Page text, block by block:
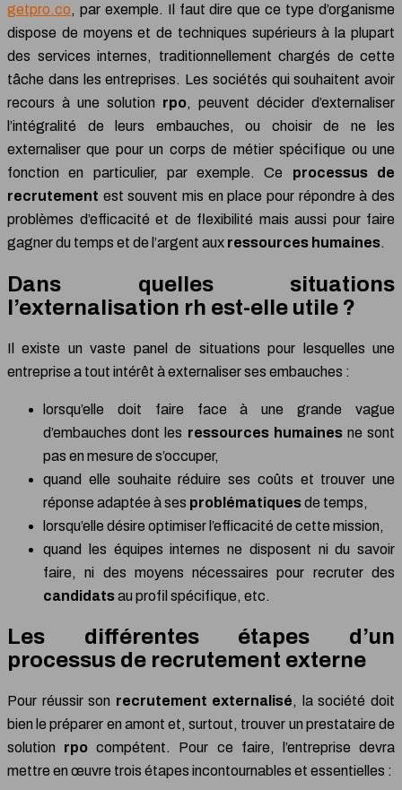
getpro.co, par exemple. Il faut dire que ce type d’organisme
dispose de moyens et de techniques supérieurs à la plupart
des services internes, traditionnellement chargés de cette
tâche dans les entreprises. Les sociétés qui souhaitent avoir
recours à une solution rpo, peuvent décider d’externaliser
l’intégralité de leurs embauches, ou choisir de ne les
externaliser que pour un corps de métier spécifique ou une
fonction en particulier, par exemple.Ce processus de
recrutement est souvent mis en place pour répondre à des
problèmes d’efficacité et de flexibilité mais aussi pour faire
gagner du temps et de l’argent aux ressources humaines.
Dans quelles situations
l’externalisation rh est-elle utile ?
Il existe un vaste panel de situations pour lesquelles une
entreprise a tout intérêt à externaliser ses embauches :
lorsqu’elle doit faire face à une grande vague
d’embauches dont les ressources humainesne sont
pas en mesure de s’occuper,
quand elle souhaite réduire ses coûts et trouver une
réponse adaptée à ses problématiquesde temps,
lorsqu’elle désire optimiser l’efficacité de cette mission,
quand les équipes internes ne disposent ni du savoir
faire, ni des moyens nécessaires pour recruter des
candidatsau profil spécifique, etc.
Les différentes étapes d’un
processus de recrutement externe
Pour réussir son recrutement externalisé, la société doit
bien le préparer en amont et, surtout, trouver un prestataire de
solution rpo compétent. Pour ce faire, l’entreprise devra
mettre en œuvre trois étapes incontournables et essentielles :